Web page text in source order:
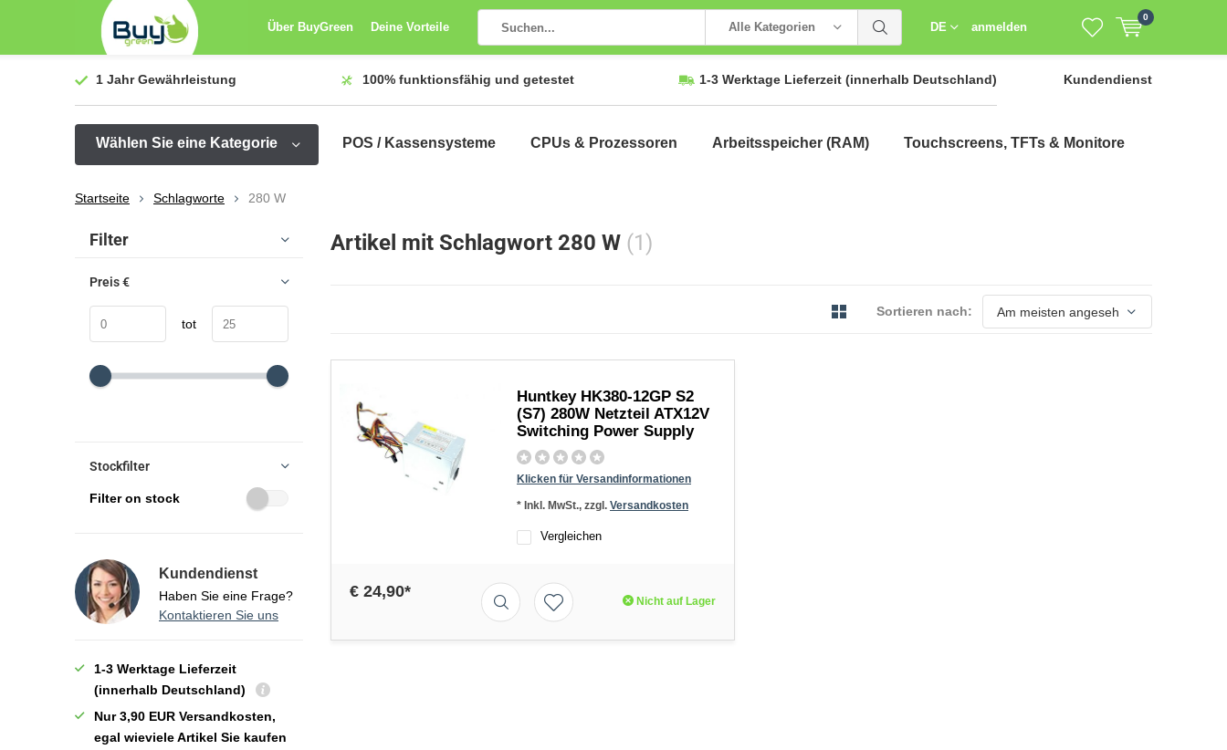
Über BuyGreen Deine Vorteile Alle Kategorien DE anmelden
0
1 JahrGewährleistung 100% funktionsfähig und getestet 1-3 Werktage Lieferzeit (innerhalb Deutschland) Kundendienst
Wählen Sie eine Kategorie POS / Kassensysteme CPUs & Prozessoren Arbeitsspeicher (RAM) Touchscreens, TFTs & Monitore
Startseite Schlagworte 280 W
Artikel mit Schlagwort 280 W (1)
Sortieren nach:
Huntkey HK380-12GP S2
(S7) 280W Netzteil ATX12V
Switching Power Supply
Klicken für Versandinformationen
* Inkl. MwSt., zzgl. Versandkosten
Vergleichen
€ 24,90*
Nicht auf Lager
Sortieren nach:
Filter
Preis€
tot
Stockfilter
Filter on stock
Kundendienst
Haben Sie eine Frage?
Kontaktieren Sie uns
1-3 Werktage Lieferzeit
(innerhalb Deutschland)
Nur 3,90 EUR Versandkosten,
egal wieviele Artikel Sie kaufen